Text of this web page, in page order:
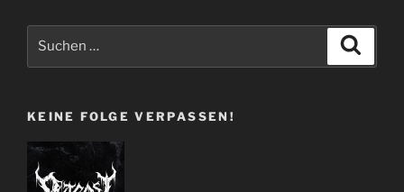
Party.San
2024
Ausblick
|
Folge
95“
KEINE FOLGE VERPASSEN!